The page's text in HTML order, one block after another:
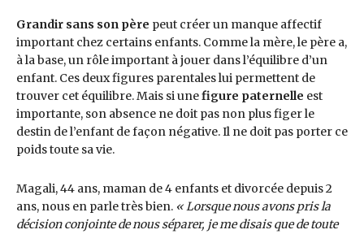
Grandir sans son père peut créer un manque affectif
important chez certains enfants. Comme la mère, le père a,
à la base, un rôle important à jouer dans l’équilibre d’un
enfant. Ces deux figures parentales lui permettent de
trouver cet équilibre. Mais si unefigure paternelle est
importante, son absence ne doit pas non plus figer le
destin de l’enfant de façon négative. Il ne doit pas porter ce
poids toute sa vie.
Magali, 44 ans, maman de 4 enfants et divorcée depuis 2
ans, nous en parle très bien. « Lorsque nous avons pris la
décision conjointe de nous séparer, je me disais que de toute